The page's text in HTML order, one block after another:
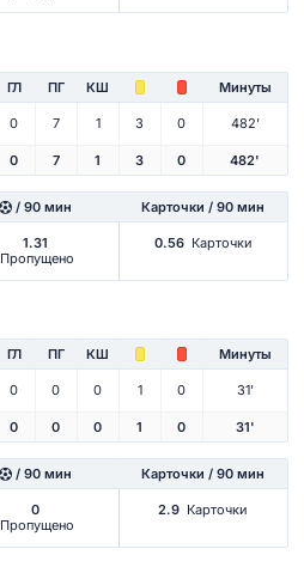
ГЛ ПГ КШ Минуты
0 7 1 3 0 482'
0 7 1 3 0 482'
/ 90 мин Карточки / 90 мин
1.31
Пропущено
0.56 Карточки
ГЛ ПГ КШ Минуты
0 0 0 1 0 31'
0 0 0 1 0 31'
/ 90 мин Карточки / 90 мин
0
Пропущено
2.9 Карточки